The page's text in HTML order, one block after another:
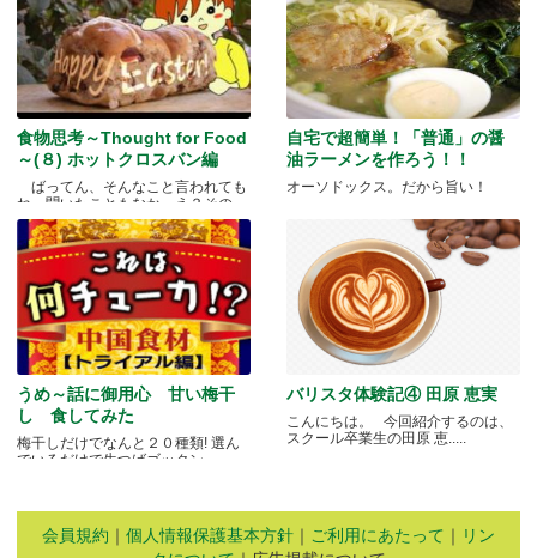
食物思考～Thought for Food
～(８) ホットクロスバン編
ばってん、そんなこと言われても
ね、聞いたこともなか。え？その
と.....
自宅で超簡単！「普通」の醤
油ラーメンを作ろう！！
オーソドックス。だから旨い！
うめ～話に御用心 甘い梅干
し 食してみた
梅干しだけでなんと２０種類! 選ん
でいるだけで生つばゴックン。 .....
バリスタ体験記④ 田原 恵実
こんにちは。 今回紹介するのは、
スクール卒業生の田原 恵.....
会員規約 ｜ 個人情報保護基本方針 ｜ ご利用にあたって ｜ リン